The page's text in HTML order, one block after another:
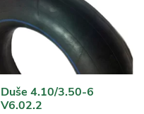
Duše 4.10/3.50-6
V6.02.2